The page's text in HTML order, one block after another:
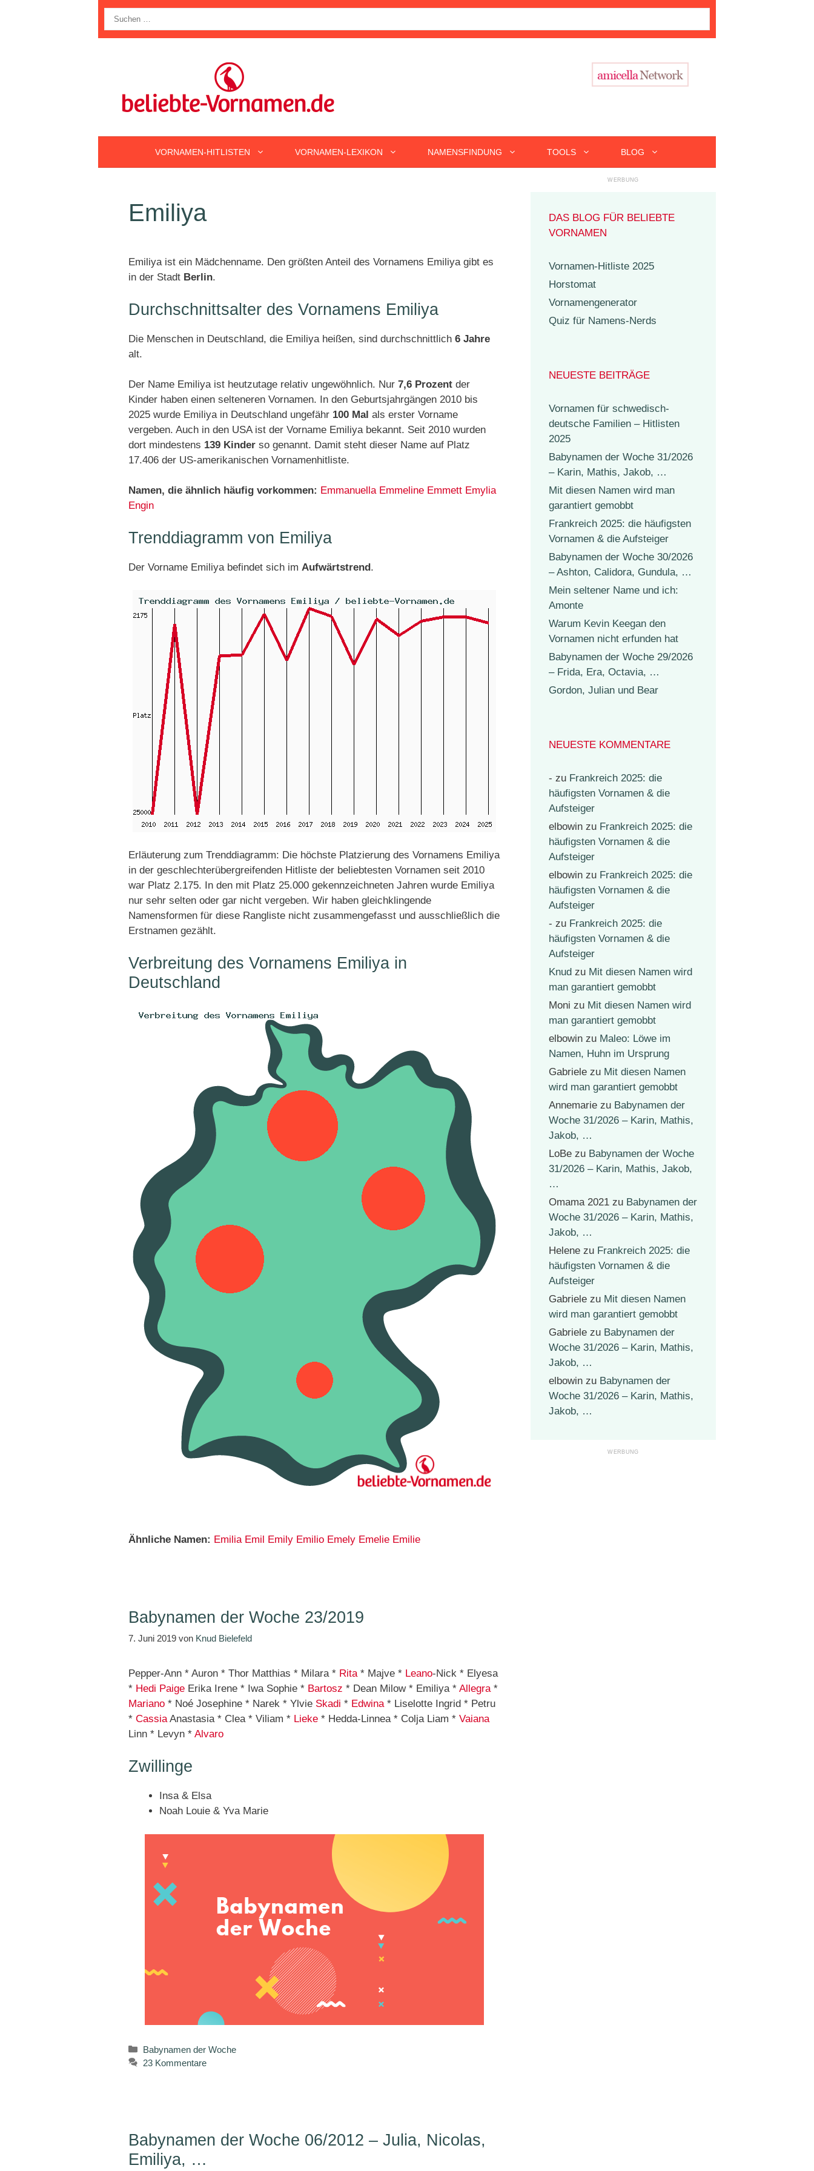
nach:
VORNAMEN-HITLISTEN VORNAMEN-LEXIKON NAMENSFINDUNG TOOLS BLOG
Emiliya
Emiliya ist ein Mädchenname. Den größten Anteil des Vornamens Emiliya gibt es
in der Stadt Berlin.
Durchschnittsalter des Vornamens Emiliya
Die Menschen in Deutschland, die Emiliya heißen, sind durchschnittlich 6 Jahre
alt.
Der Name Emiliya ist heutzutage relativ ungewöhnlich. Nur 7,6 Prozent der
Kinder haben einen selteneren Vornamen. In den Geburtsjahrgängen 2010 bis
2025 wurde Emiliya in Deutschland ungefähr 100 Mal als erster Vorname
vergeben. Auch in den USA ist der Vorname Emiliya bekannt. Seit 2010 wurden
dort mindestens 139 Kinder so genannt. Damit steht dieser Name auf Platz
17.406 der US-amerikanischen Vornamenhitliste.
Namen, die ähnlich häufig vorkommen: Emmanuella Emmeline Emmett Emylia
Engin
Trenddiagramm von Emiliya
Der Vorname Emiliya befindet sich im Aufwärtstrend.
Erläuterung zum Trenddiagramm: Die höchste Platzierung des Vornamens Emiliya
in der geschlechterübergreifenden Hitliste der beliebtesten Vornamen seit 2010
war Platz 2.175. In den mit Platz 25.000 gekennzeichneten Jahren wurde Emiliya
nur sehr selten oder gar nicht vergeben. Wir haben gleichklingende
Namensformen für diese Rangliste nicht zusammengefasst und ausschließlich die
Erstnamen gezählt.
Verbreitung des Vornamens Emiliya in
Deutschland
Ähnliche Namen: Emilia Emil Emily Emilio Emely Emelie Emilie
Babynamen der Woche 23/2019
7. Juni 2019 von Knud Bielefeld
Pepper-Ann * Auron * Thor Matthias * Milara * Rita * Majve * Leano-Nick * Elyesa
* Hedi Paige Erika Irene * Iwa Sophie * Bartosz * Dean Milow * Emiliya * Allegra *
Mariano * Noé Josephine * Narek * Ylvie Skadi * Edwina * Liselotte Ingrid * Petru
* Cassia Anastasia * Clea * Viliam * Lieke * Hedda-Linnea * Colja Liam * Vaiana
Linn * Levyn * Alvaro
Zwillinge
Insa & Elsa
Noah Louie & Yva Marie
Kategorien
Babynamen der Woche
23 Kommentare
Babynamen der Woche 06/2012 – Julia, Nicolas,
Emiliya, …
DAS BLOG FÜR BELIEBTE
VORNAMEN
Vornamen-Hitliste 2025
Horstomat
Vornamengenerator
Quiz für Namens-Nerds
NEUESTE BEITRÄGE
Vornamen für schwedisch-
deutsche Familien – Hitlisten
2025
Babynamen der Woche 31/2026
– Karin, Mathis, Jakob, …
Mit diesen Namen wird man
garantiert gemobbt
Frankreich 2025: die häufigsten
Vornamen & die Aufsteiger
Babynamen der Woche 30/2026
– Ashton, Calidora, Gundula, …
Mein seltener Name und ich:
Amonte
Warum Kevin Keegan den
Vornamen nicht erfunden hat
Babynamen der Woche 29/2026
– Frida, Era, Octavia, …
Gordon, Julian und Bear
NEUESTE KOMMENTARE
- zu Frankreich 2025: die
häufigsten Vornamen & die
Aufsteiger
elbowin zu Frankreich 2025: die
häufigsten Vornamen & die
Aufsteiger
elbowin zu Frankreich 2025: die
häufigsten Vornamen & die
Aufsteiger
- zu Frankreich 2025: die
häufigsten Vornamen & die
Aufsteiger
Knud zu Mit diesen Namen wird
man garantiert gemobbt
Moni zu Mit diesen Namen wird
man garantiert gemobbt
elbowin zu Maleo: Löwe im
Namen, Huhn im Ursprung
Gabriele zu Mit diesen Namen
wird man garantiert gemobbt
Annemarie zu Babynamen der
Woche 31/2026 – Karin, Mathis,
Jakob, …
LoBe zu Babynamen der Woche
31/2026 – Karin, Mathis, Jakob,
…
Omama 2021 zu Babynamen der
Woche 31/2026 – Karin, Mathis,
Jakob, …
Helene zu Frankreich 2025: die
häufigsten Vornamen & die
Aufsteiger
Gabriele zu Mit diesen Namen
wird man garantiert gemobbt
Gabriele zu Babynamen der
Woche 31/2026 – Karin, Mathis,
Jakob, …
elbowin zu Babynamen der
Woche 31/2026 – Karin, Mathis,
Jakob, …